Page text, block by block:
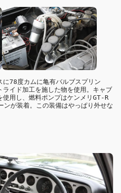
78度カムに亀有バルブスプリン
イド加工を施した物を使用。キャブ
用し、燃料ポンプはケンメリGT-R
ンが装着。この装備はやっぱり外せな